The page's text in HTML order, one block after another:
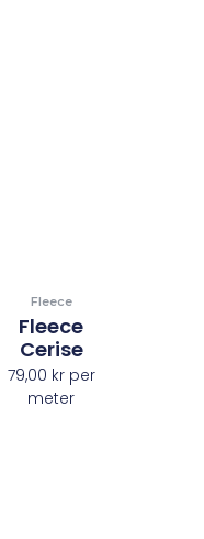
Fleece
Fleece
Cerise
79,00 krper
meter